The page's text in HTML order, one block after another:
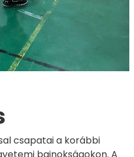
csapatai a korábbi